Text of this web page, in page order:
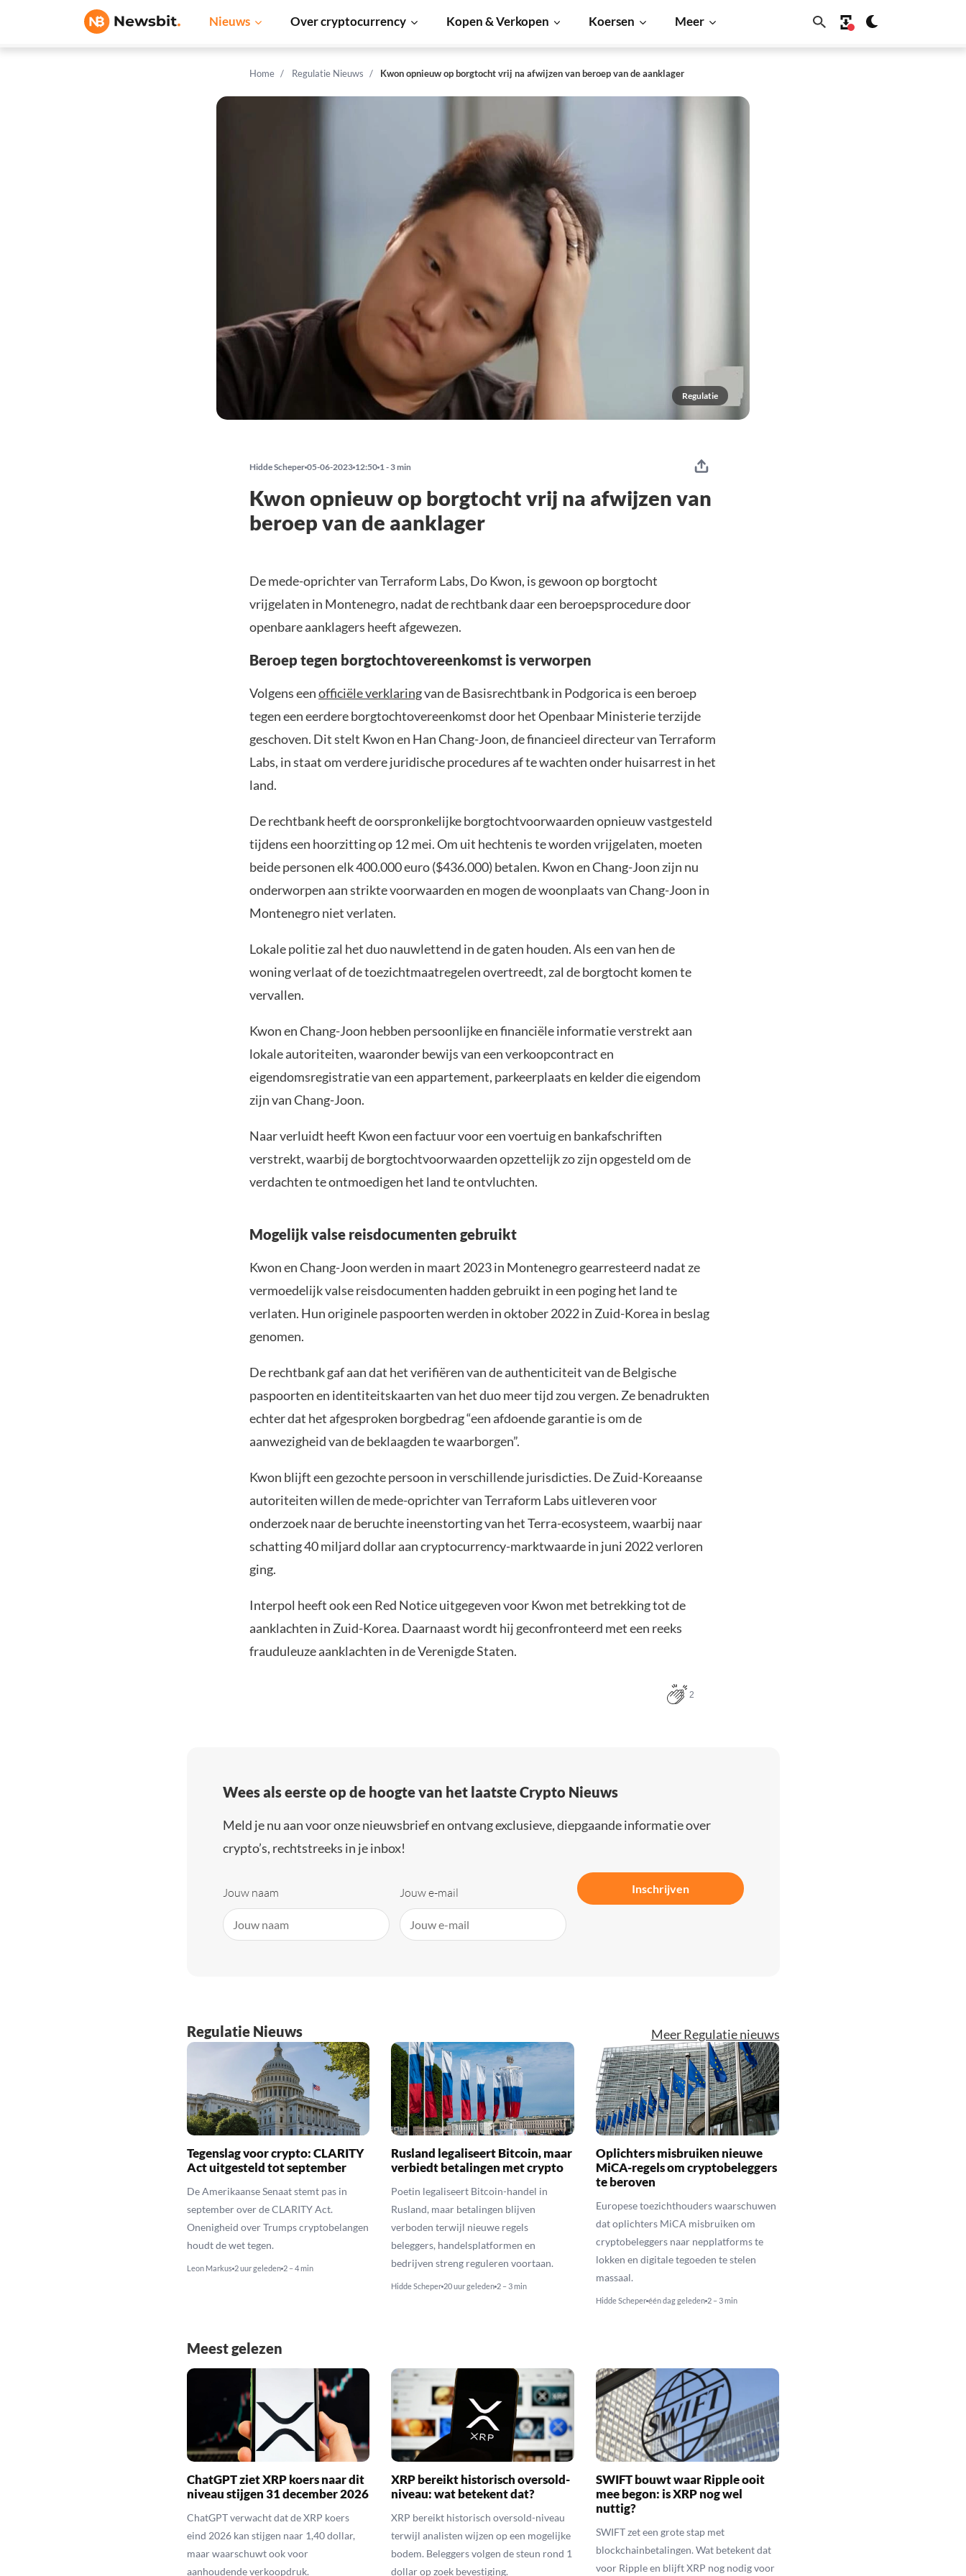
Nieuws Over cryptocurrency Kopen & Verkopen Koersen Meer
Home Regulatie Nieuws Kwon opnieuw op borgtocht vrij na afwijzen van beroep van de aanklager
Regulatie
Hidde Scheper 05-06-2023 12:50 1 - 3 min
Kwon opnieuw op borgtocht vrij na afwijzen van
beroep van de aanklager
De mede-oprichter van Terraform Labs, Do Kwon, is gewoon op borgtocht
vrijgelaten in Montenegro, nadat de rechtbank daar een beroepsprocedure door
openbare aanklagers heeft afgewezen.
Beroep tegen borgtochtovereenkomst is verworpen
Volgens eenofficiële verklaringvan de Basisrechtbank in Podgorica is een beroep
tegen een eerdere borgtochtovereenkomst door het Openbaar Ministerie terzijde
geschoven. Dit stelt Kwon en Han Chang-Joon, de financieel directeur van Terraform
Labs, in staat om verdere juridische procedures af te wachten onder huisarrest in het
land.
De rechtbank heeft de oorspronkelijke borgtochtvoorwaarden opnieuw vastgesteld
tijdens een hoorzitting op 12 mei. Om uit hechtenis te worden vrijgelaten, moeten
beide personen elk 400.000 euro ($436.000) betalen. Kwon en Chang-Joon zijn nu
onderworpen aan strikte voorwaarden en mogen de woonplaats van Chang-Joon in
Montenegro niet verlaten.
Lokale politie zal het duo nauwlettend in de gaten houden. Als een van hen de
woning verlaat of de toezichtmaatregelen overtreedt, zal de borgtocht komen te
vervallen.
Kwon en Chang-Joon hebben persoonlijke en financiële informatie verstrekt aan
lokale autoriteiten, waaronder bewijs van een verkoopcontract en
eigendomsregistratie van een appartement, parkeerplaats en kelder die eigendom
zijn van Chang-Joon.
Naar verluidt heeft Kwon een factuur voor een voertuig en bankafschriften
verstrekt, waarbij de borgtochtvoorwaarden opzettelijk zo zijn opgesteld om de
verdachten te ontmoedigen het land te ontvluchten.
Mogelijk valse reisdocumenten gebruikt
Kwon en Chang-Joon werden in maart 2023 in Montenegro gearresteerd nadat ze
vermoedelijk valse reisdocumenten hadden gebruikt in een poging het land te
verlaten. Hun originele paspoorten werden in oktober 2022 in Zuid-Korea in beslag
genomen.
De rechtbank gaf aan dat het verifiëren van de authenticiteit van de Belgische
paspoorten en identiteitskaarten van het duo meer tijd zou vergen. Ze benadrukten
echter dat het afgesproken borgbedrag “een afdoende garantie is om de
aanwezigheid van de beklaagden te waarborgen”.
Kwon blijft een gezochte persoon in verschillende jurisdicties. De Zuid-Koreaanse
autoriteiten willen de mede-oprichter van Terraform Labs uitleveren voor
onderzoek naar de beruchte ineenstorting van het Terra-ecosysteem, waarbij naar
schatting 40 miljard dollar aan cryptocurrency-marktwaarde in juni 2022 verloren
ging.
Interpol heeft ook een Red Notice uitgegeven voor Kwon met betrekking tot de
aanklachten in Zuid-Korea. Daarnaast wordt hij geconfronteerd met een reeks
frauduleuze aanklachten in de Verenigde Staten.
2
Wees als eerste op de hoogte van het laatste Crypto Nieuws
Meld je nu aan voor onze nieuwsbrief en ontvang exclusieve, diepgaande informatie over
crypto’s, rechtstreeks in je inbox!
Jouw naam Jouw e-mail Inschrijven
Regulatie Nieuws Meer Regulatie nieuws
Tegenslag voor crypto: CLARITY
Act uitgesteld tot september
De Amerikaanse Senaat stemt pas in
september over de CLARITY Act.
Onenigheid over Trumps cryptobelangen
houdt de wet tegen.
Leon Markus 2 uur geleden 2 – 4 min
Rusland legaliseert Bitcoin, maar
verbiedt betalingen met crypto
Poetin legaliseert Bitcoin-handel in
Rusland, maar betalingen blijven
verboden terwijl nieuwe regels
beleggers, handelsplatformen en
bedrijven streng reguleren voortaan.
Hidde Scheper 20 uur geleden 2 – 3 min
Oplichters misbruiken nieuwe
MiCA-regels om cryptobeleggers
te beroven
Europese toezichthouders waarschuwen
dat oplichters MiCA misbruiken om
cryptobeleggers naar nepplatforms te
lokken en digitale tegoeden te stelen
massaal.
Hidde Scheper één dag geleden 2 – 3 min
Meest gelezen
ChatGPT ziet XRP koers naar dit
niveau stijgen 31 december 2026
ChatGPT verwacht dat de XRP koers
eind 2026 kan stijgen naar 1,40 dollar,
maar waarschuwt ook voor
aanhoudende verkoopdruk.
XRP bereikt historisch oversold-
niveau: wat betekent dat?
XRP bereikt historisch oversold-niveau
terwijl analisten wijzen op een mogelijke
bodem. Beleggers volgen de steun rond 1
dollar op zoek bevestiging.
SWIFT bouwt waar Ripple ooit
mee begon: is XRP nog wel
nuttig?
SWIFT zet een grote stap met
blockchainbetalingen. Wat betekent dat
voor Ripple en blijft XRP nog nodig voor